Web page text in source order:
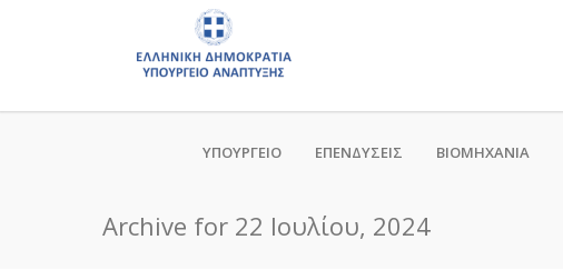
ΥΠΟΥΡΓΕΙΟ ΕΠΕΝΔΥΣΕΙΣ ΒΙΟΜΗΧΑΝΙΑ
Archive for 22 Ιουλίου, 2024